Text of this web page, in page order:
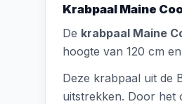
Krabpaal Maine
De krabpaal Maine
hoogte van 120 cm
Deze krabpaal uit de
uitstrekken. Door het